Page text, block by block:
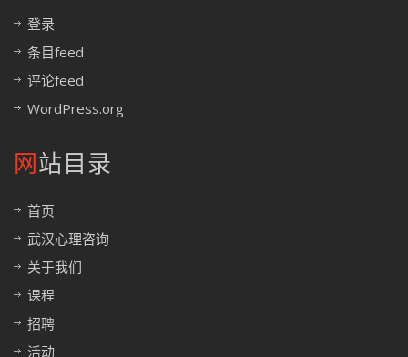
登录
条目feed
评论feed
WordPress.org
网站目录
首页
武汉心理咨询
关于我们
课程
招聘
活动